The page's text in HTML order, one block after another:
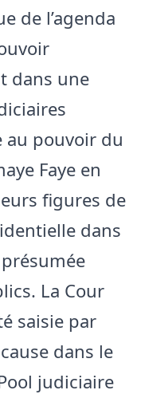
de l’agenda
dans une
au pouvoir du
Faye en
figures de
dans
La Cour
saisie par
dans le
judiciaire